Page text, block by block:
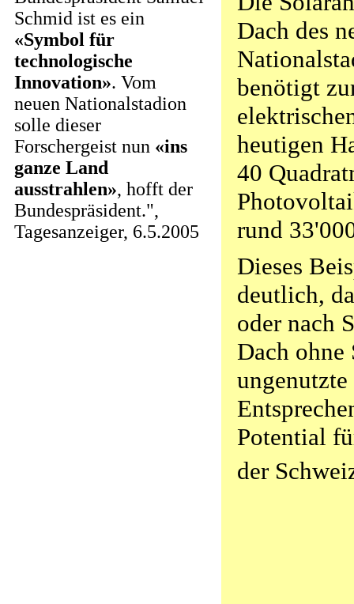
Schmid ist es ein
«Symbol für
technologische
Innovation». Vom
neuen Nationalstadion
solle dieser
Forschergeist nun «ins
ganze Land
ausstrahlen», hofft der
Bundespräsident.",
Tagesanzeiger, 6.5.2005
Dach des
benötigt
heutigen
40
rund
Dieses
deutlich,
oder nach
Dach ohne
Potential
der